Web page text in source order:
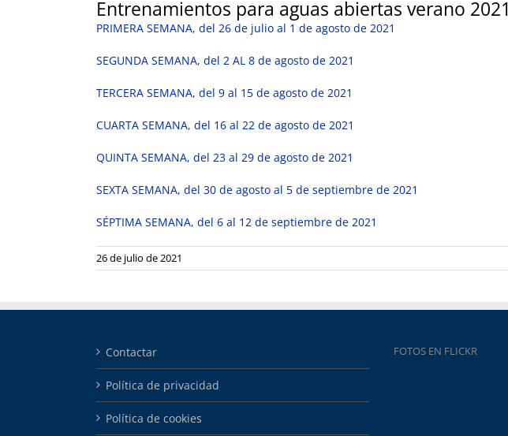
Entrenamientos para aguas abiertas verano 2021
PRIMERA SEMANA, del 26 de julio al 1 de agosto de 2021
SEGUNDA SEMANA, del 2 AL 8 de agosto de 2021
TERCERA SEMANA, del 9 al 15 de agosto de 2021
CUARTA SEMANA, del 16 al 22 de agosto de 2021
QUINTA SEMANA, del 23 al 29 de agosto de 2021
SEXTA SEMANA, del 30 de agosto al 5 de septiembre de 2021
SÉPTIMA SEMANA, del 6 al 12 de septiembre de 2021
26 de julio de 2021
Contactar
Política de privacidad
Política de cookies
FOTOS EN FLICKR